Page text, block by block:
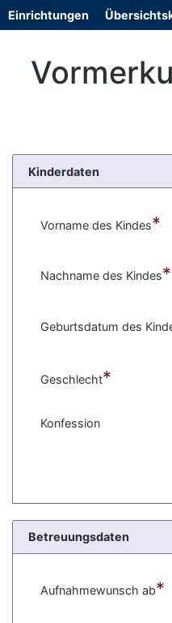
r
Einrichtungen
Kinderdaten
Vorname des Kindes*
Nachname des Kindes*
Geburtsdatum des
Geschlecht*
Konfession
Betreuungsdaten
Aufnahmewunsch ab*